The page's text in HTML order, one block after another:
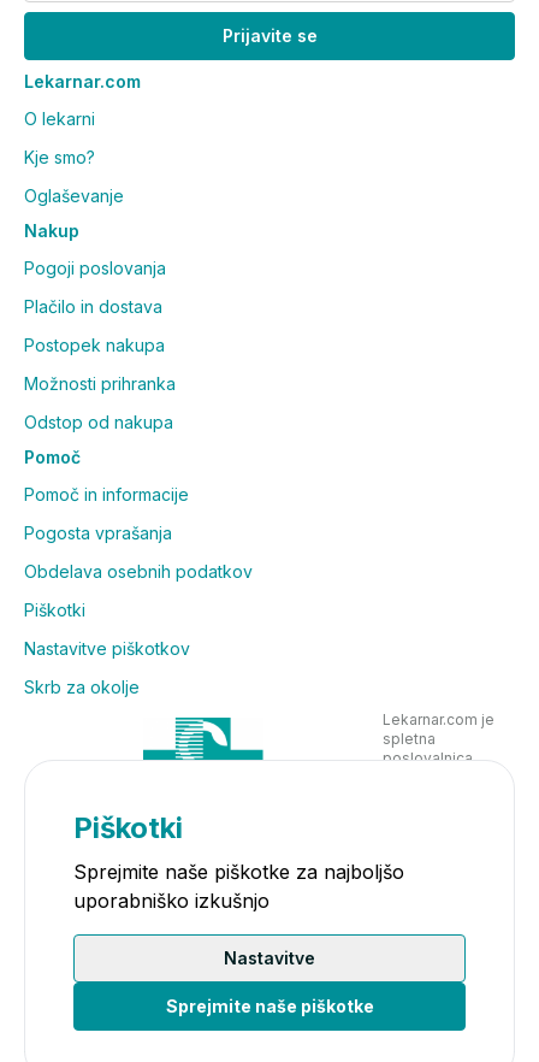
Prijavite se
Lekarnar.com
O lekarni
Kje smo?
Oglaševanje
Nakup
Pogoji poslovanja
Plačilo in dostava
Postopek nakupa
Možnosti prihranka
Odstop od nakupa
Pomoč
Pomoč in informacije
Pogosta vprašanja
Obdelava osebnih podatkov
Piškotki
Nastavitve piškotkov
Skrb za okolje
Lekarnar.com je
spletna
poslovalnica
Piškotki
Sprejmite naše piškotke za najboljšo
uporabniško izkušnjo
Nastavitve
Sprejmite naše piškotke